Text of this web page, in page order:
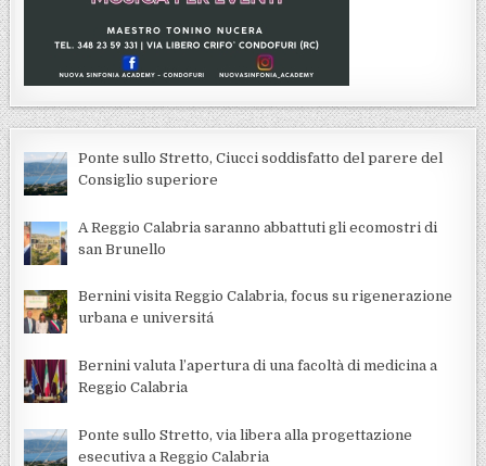
Ponte sullo Stretto, Ciucci soddisfatto del parere del
Consiglio superiore
A Reggio Calabria saranno abbattuti gli ecomostri di
san Brunello
Bernini visita Reggio Calabria, focus su rigenerazione
urbana e universitá
Bernini valuta l’apertura di una facoltà di medicina a
Reggio Calabria
Ponte sullo Stretto, via libera alla progettazione
esecutiva a Reggio Calabria